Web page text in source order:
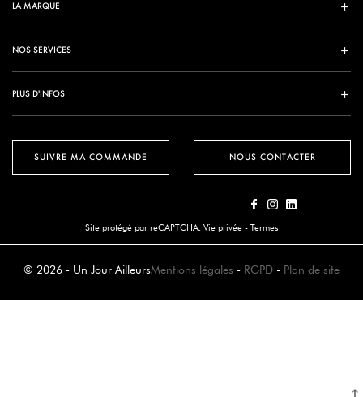
SUIVRE MA COMMANDE
LA MARQUE
NOS SERVICES
PLUS D'INFOS
NOUS CONTACTER
Site protégé par reCAPTCHA. Vie privée - Termes
© 2026 - Un Jour AilleursMentions légales - RGPD - Plan de site